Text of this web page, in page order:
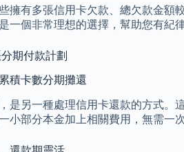
擁有多張信用卡欠款、總欠款金
一個非常理想的選擇，幫助您有紀
期付款計劃
積卡數分期攤還
是另一種處理信用卡還款的方式。
小部分本金加上相關費用，無需一